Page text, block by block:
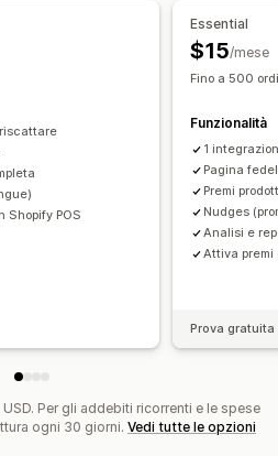
Accesso anticipato
Eventi
Shopify POS
Essential
$15/mese
Fino a 500
Funzionalità
1
Pagina
Premi
Nudges
Analisi e
Attiva premi
Prova
Per gli addebiti ricorrenti e le spese
ogni 30 giorni. Vedi tutte le opzioni